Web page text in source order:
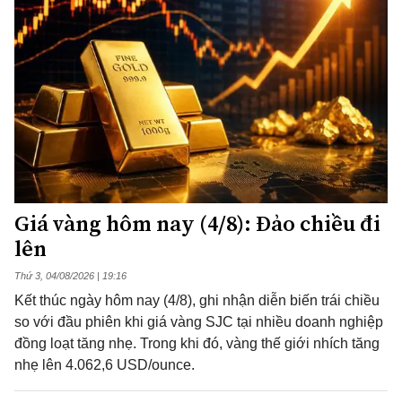
Giá vàng hôm nay (4/8): Đảo chiều đi
lên
Thứ 3, 04/08/2026 | 19:16
Kết thúc ngày hôm nay (4/8), ghi nhận diễn biến trái chiều
so với đầu phiên khi giá vàng SJC tại nhiều doanh nghiệp
đồng loạt tăng nhẹ. Trong khi đó, vàng thế giới nhích tăng
nhẹ lên 4.062,6 USD/ounce.